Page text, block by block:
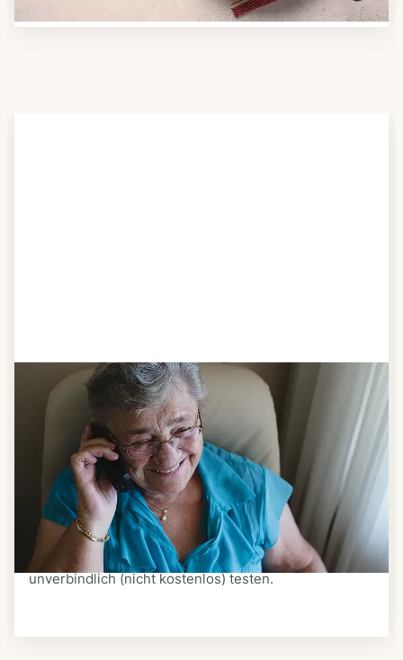
Schritt 3
Bestellen & liefern lassen
Suchen Sie sich aus dem Speiseplan Ihres Anbieters
aus, was Ihnen schmeckt. Bestellen Sie telefonisch,
schriftlich oder im Online-Shop Ihres Anbieters.
Ein Kurier liefert Ihnen das bestellte Essen zum
vereinbarten Zeitpunkt nach Hause. Bei vielen
Anbietern können Sie Essen auf Rädern auch
unverbindlich (nicht kostenlos) testen.